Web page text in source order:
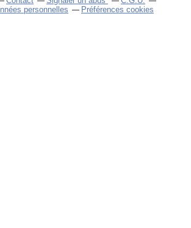
personnelles
Préférences cookies